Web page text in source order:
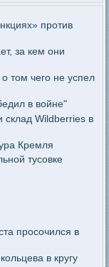
против
за кем они
том чего не успел
в войне"
склад Wildberries в
Кремля
тусовке
просочился в
в кругу